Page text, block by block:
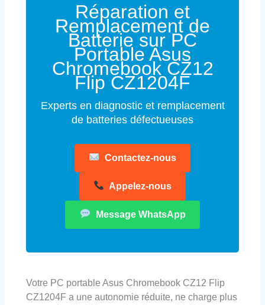
Réparation et
Remplacement de
Batterie sur PC
Portable Asus
Chromebook CZ12
Flip CZ1204F
Experts en diagnostic et remplacement
de batteries défectueuses
Contactez-nous
Appelez-nous
Message WhatsApp
Votre PC portable Asus Chromebook CZ12 Flip
CZ1204F a une autonomie réduite, ne charge plus